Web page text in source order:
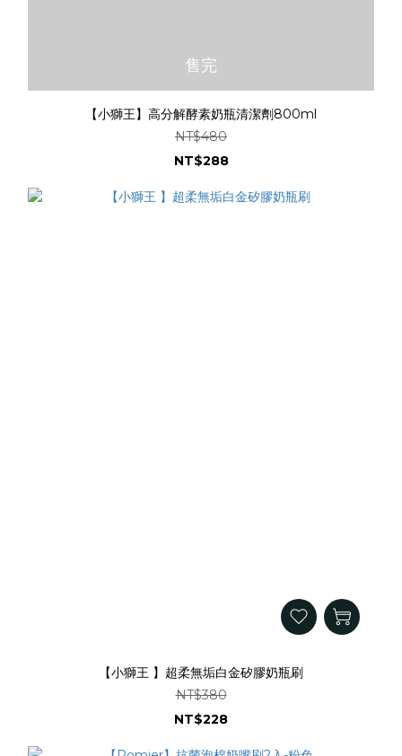
售完
【小獅王】高分解酵素奶瓶清潔劑800ml
NT$480
NT$288
【小獅王 】超柔無垢白金矽膠奶瓶刷
NT$380
NT$228